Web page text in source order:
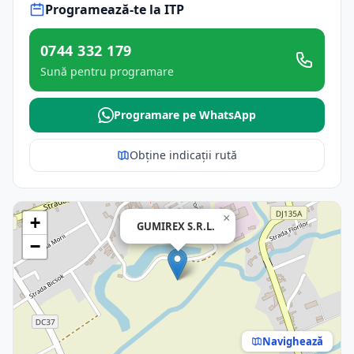
Programează-te la ITP
0744 332 179
Sună pentru programare
Programare pe WhatsApp
Obține indicații rută
GUMIREX S.R.L.
×
+
−
Navighează